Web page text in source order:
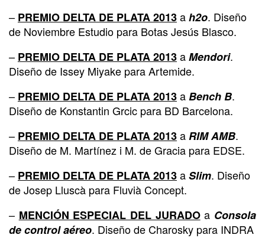
– PREMIO DELTA DE PLATA 2013ah2o. Diseño
de Noviembre Estudio para Botas Jesús Blasco.
– PREMIO DELTA DE PLATA 2013aMendori.
Diseño de Issey Miyake para Artemide.
– PREMIO DELTA DE PLATA 2013aBench B.
Diseño de Konstantin Grcic para BD Barcelona.
– PREMIO DELTA DE PLATA 2013aRIM AMB.
Diseño de M. Martínez i M. de Gracia para EDSE.
– PREMIO DELTA DE PLATA 2013aSlim. Diseño
de Josep Lluscà para Fluvià Concept.
– MENCIÓN ESPECIAL DEL JURADOa Consola
de control aéreo. Diseño de Charosky para INDRA